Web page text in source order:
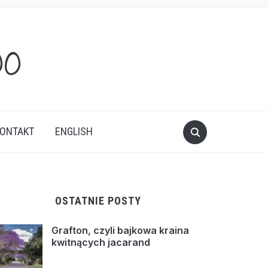
ENGLISH
OSTATNIE POSTY
Grafton, czyli bajkowa kraina
kwitnących jacarand